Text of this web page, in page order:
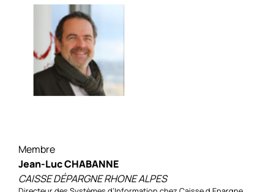
Membre
Jean-Luc CHABANNE
CAISSE DÉPARGNE RHONE ALPES